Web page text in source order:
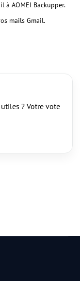
à AOMEI Backupper.
mails Gmail.
? Votre vote